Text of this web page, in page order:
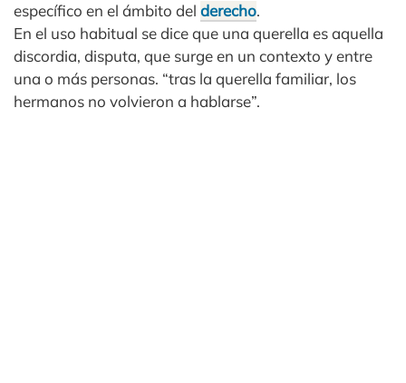
específico en el ámbito del derecho.
En el uso habitual se dice que una querella es aquella
discordia, disputa, que surge en un contexto y entre
una o más personas. “tras la querella familiar, los
hermanos no volvieron a hablarse”.